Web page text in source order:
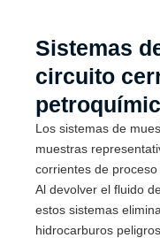
Sistemas
circuito
Los sistemas de
muestras
corrientes de
Al devolver el fluido
estos sistemas
hidrocarburos